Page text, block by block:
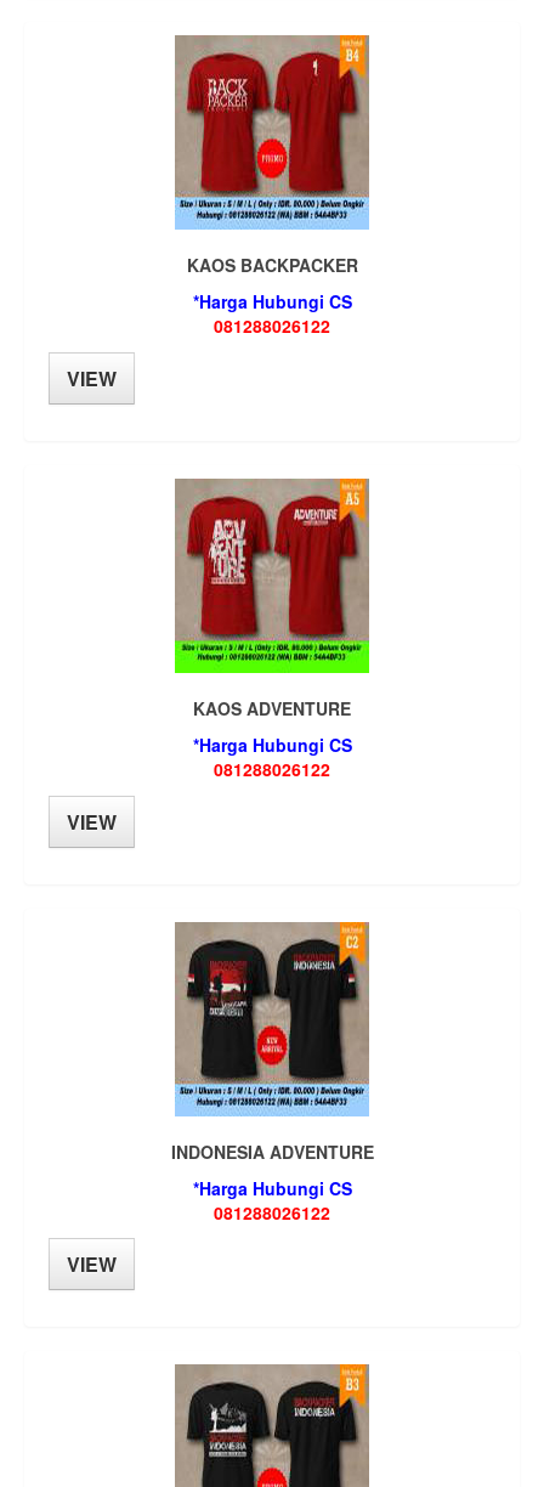
KAOS BACKPACKER
*Harga Hubungi CS
081288026122
VIEW
KAOS ADVENTURE
*Harga Hubungi CS
081288026122
VIEW
INDONESIA ADVENTURE
*Harga Hubungi CS
081288026122
VIEW